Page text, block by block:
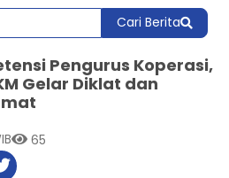
Cari Berita
Pengurus Koperasi,
Gelar Diklat dan
65